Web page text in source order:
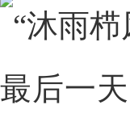
最后一